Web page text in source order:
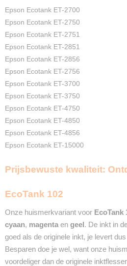
Geel
70ml
Merk
InktDL®
Verzendmethode
Pakketpost
Garantie
2 Jaar
Recyclebaar
❌
Epson Ecotank ET-2700
Epson Ecotank ET-2750
Epson Ecotank ET-2751
Epson Ecotank ET-2851
Epson Ecotank ET-2856
Epson Ecotank ET-2756
Epson Ecotank ET-3700
Epson Ecotank ET-3750
Epson Ecotank ET-4750
Epson Ecotank ET-4850
Epson Ecotank ET-4856
Epson Ecotank ET-15000
Prijsbewuste kwaliteit:
EcoTank 102
Onze huismerkvariant voor EcoTank
cyaan, magenta en geel. De inkt in
goed als de originele inkt, je levert
Besparen doe je wel, want onze
voordeliger dan de originele